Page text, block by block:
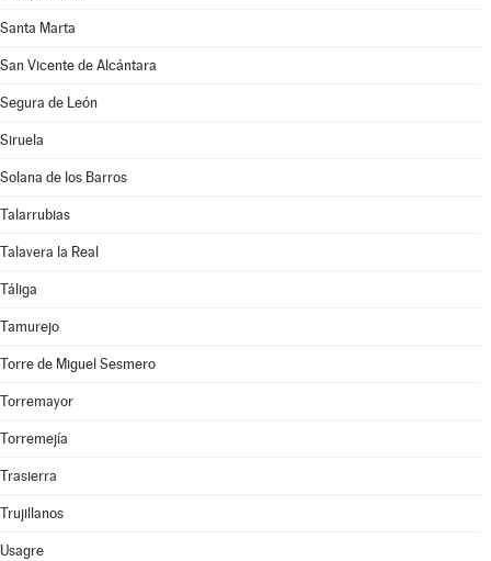
Santa Marta
San Vicente de Alcántara
Segura de León
Siruela
Solana de los Barros
Talarrubias
Talavera la Real
Táliga
Tamurejo
Torre de Miguel Sesmero
Torremayor
Torremejía
Trasierra
Trujillanos
Usagre